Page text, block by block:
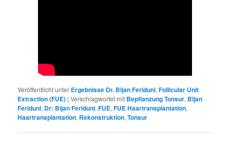
Veröffentlicht unter Ergebnisse Dr. Bijan Feriduni,Follicular Unit
Extraction (FUE) |Verschlagwortet mit Bepflanzung Tonsur, Bijan
Feriduni, Dr: Bijan Feriduni,FUE,FUE Haartransplantation,
Haartransplantation, Rekonstruktion,Tonsur